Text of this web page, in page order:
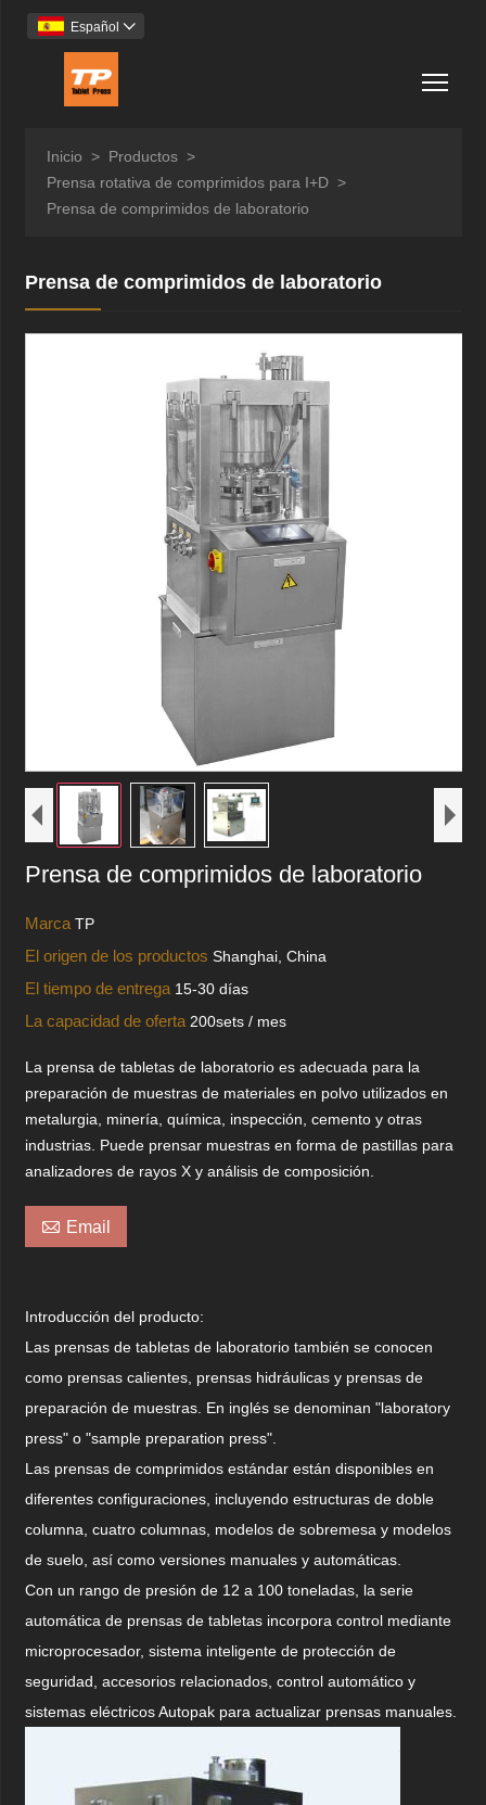
Español 
Inicio > Productos >
Prensa rotativa de comprimidos para I+D >
Prensa de comprimidos de laboratorio
Prensa de comprimidos de laboratorio
Prensa de comprimidos de laboratorio
MarcaTP
El origen de los productosShanghai, China
El tiempo de entrega 15-30 días
La capacidad de oferta 200sets / mes
La prensa de tabletas de laboratorio es adecuada para la
preparación de muestras de materiales en polvo utilizados en
metalurgia, minería, química, inspección, cemento y otras
industrias. Puede prensar muestras en forma de pastillas para
analizadores de rayos X y análisis de composición.
 Email
Introducción del producto:
Las prensas de tabletas de laboratorio también se conocen
como prensas calientes, prensas hidráulicas y prensas de
preparación de muestras. En inglés se denominan "laboratory
press" o "sample preparation press".
Las prensas de comprimidos estándar están disponibles en
diferentes configuraciones, incluyendo estructuras de doble
columna, cuatro columnas, modelos de sobremesa y modelos
de suelo, así como versiones manuales y automáticas.
Con un rango de presión de 12 a 100 toneladas, la serie
automática de prensas de tabletas incorpora control mediante
microprocesador, sistema inteligente de protección de
seguridad, accesorios relacionados, control automático y
sistemas eléctricos Autopak para actualizar prensas manuales.